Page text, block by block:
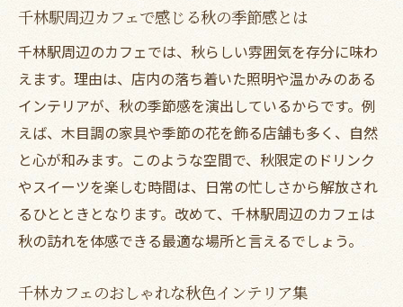
千林駅周辺カフェで感じる秋の季節感とは
千林駅周辺のカフェでは、秋らしい雰囲気を存分に味わ
えます。理由は、店内の落ち着いた照明や温かみのある
インテリアが、秋の季節感を演出しているからです。例
えば、木目調の家具や季節の花を飾る店舗も多く、自然
と心が和みます。このような空間で、秋限定のドリンク
やスイーツを楽しむ時間は、日常の忙しさから解放され
るひとときとなります。改めて、千林駅周辺のカフェは
秋の訪れを体感できる最適な場所と言えるでしょう。
千林カフェのおしゃれな秋色インテリア集